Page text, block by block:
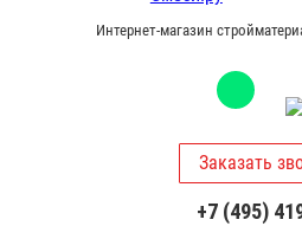
Интернет-магазин
Заказать
+7 (495)